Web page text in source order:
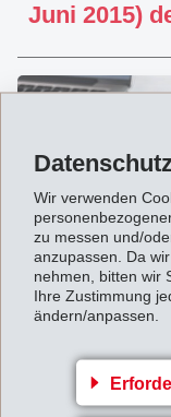
Wir verwenden
zu messen und/
anzupassen. Da
nehmen, bitten wir
Ihre Zustimmung
ändern/anpassen.
Juni 2015)
Definitives